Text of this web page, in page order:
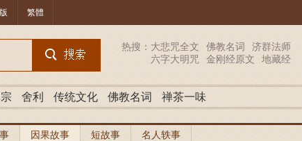
繁體
热搜： 大悲咒全文 佛教名词
济群法师
六字大明咒
金刚经原文 地藏经
舍利 传统文化 佛教名词 禅茶一味
因果故事 短故事 名人轶事